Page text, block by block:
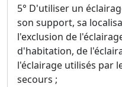
5° D'utiliser un
son support, sa
l'exclusion de
d'habitation, de
l'éclairage utilisés par
secours ;